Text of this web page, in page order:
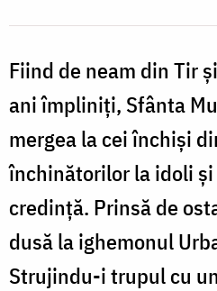
Fiind de neam din Tir
ani împliniți, Sfânta
mergea la cei închiși
închinătorilor la idoli
credință. Prinsă de
dusă la ighemonul
Strujindu-i trupul cu